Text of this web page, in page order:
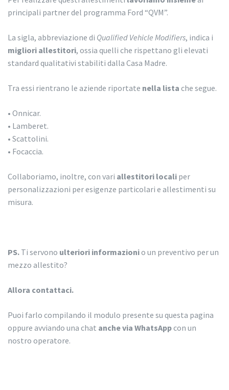
principali partner del programma Ford “QVM”.
La sigla, abbreviazione di Qualified Vehicle Modifiers, indica i
migliori allestitori, ossia quelli che rispettano gli elevati
standard qualitativi stabiliti dalla Casa Madre.
Tra essi rientrano le aziende riportate nella lista che segue.
• Onnicar.
• Lamberet.
• Scattolini.
• Focaccia.
Collaboriamo, inoltre, con vari allestitori locali per
personalizzazioni per esigenze particolari e allestimenti su
misura.
PS. Ti servono ulteriori informazionio un preventivo per un
mezzo allestito?
Allora contattaci.
Puoi farlo compilando il modulo presente su questa pagina
oppure avviando una chat anche via WhatsAppcon un
nostro operatore.